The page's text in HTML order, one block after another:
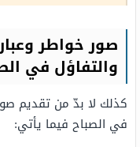
صور خواطر
والتفاؤل في
كذلك لا بدّ من تقديم
في الصباح فيما يأتي: